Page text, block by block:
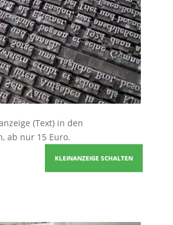
(Text) in den
ab nur 15 Euro.
KLEINANZEIGE SCHALTEN